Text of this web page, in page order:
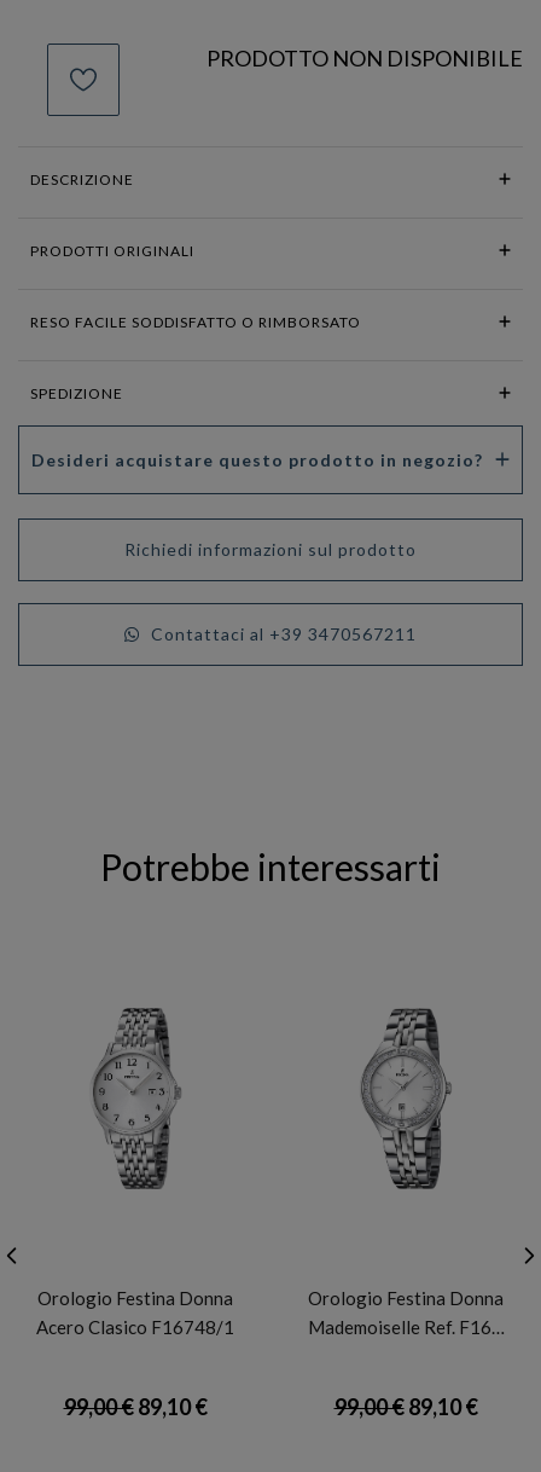
PRODOTTO NON DISPONIBILE
DESCRIZIONE
PRODOTTI ORIGINALI
RESO FACILE SODDISFATTO O RIMBORSATO
SPEDIZIONE
Desideri acquistare questo prodotto in negozio?
Richiedi informazioni sul prodotto
Contattaci al +39 3470567211
Potrebbe interessarti
Orologio Festina Donna
Acero Clasico F16748/1
99,00 €89,10 €
Orologio Festina Donna
Mademoiselle Ref. F16…
99,00 €89,10 €